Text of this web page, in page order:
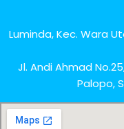
Luminda, Kec. Wara
Jl. Andi Ahmad
Palopo,